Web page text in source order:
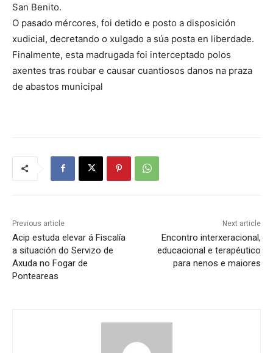
San Benito.
O pasado mércores, foi detido e posto a disposición
xudicial, decretando o xulgado a súa posta en liberdade.
Finalmente, esta madrugada foi interceptado polos
axentes tras roubar e causar cuantiosos danos na praza
de abastos municipal
Previous article
Acip estuda elevar á Fiscalía
a situación do Servizo de
Axuda no Fogar de
Ponteareas
Next article
Encontro interxeracional,
educacional e terapéutico
para nenos e maiores